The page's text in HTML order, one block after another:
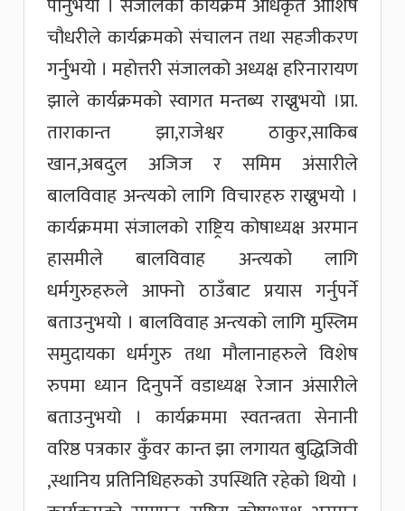
चौधरीले कार्यक्रमको संचालन तथा सहजीकरण
गर्नुभयो । महोत्तरी संजालको अध्यक्ष हरिनारायण
झाले कार्यक्रमको स्वागत मन्तब्य राख्नुभयो ।प्रा.
ताराकान्त झा,राजेश्वर ठाकुर,साकिब
खान,अबदुल अजिज र समिम अंसारीले
बालविवाह अन्त्यको लागि विचारहरु राख्नुभयो ।
कार्यक्रममा संजालको राष्ट्रिय कोषाध्यक्ष अरमान
हासमीले बालविवाह अन्त्यको लागि
धर्मगुरुहरुले आफ्नो ठाउँबाट प्रयास गर्नुपर्ने
बताउनुभयो । बालविवाह अन्त्यको लागि मुस्लिम
समुदायका धर्मगुरु तथा मौलानाहरुले विशेष
रुपमा ध्यान दिनुपर्ने वडाध्यक्ष रेजान अंसारीले
बताउनुभयो । कार्यक्रममा स्वतन्त्रता सेनानी
वरिष्ठ पत्रकार कुँवर कान्त झा लगायत बुद्धिजिवी
,स्थानिय प्रतिनिधिहरुको उपस्थिति रहेको थियो ।